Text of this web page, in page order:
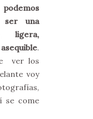
ser una
ligera,
.
ver los
voy
se come